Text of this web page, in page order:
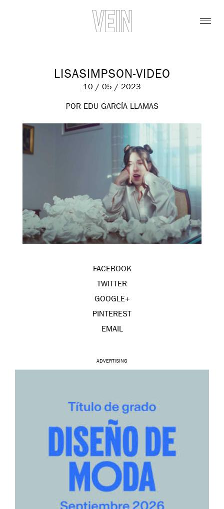
LISASIMPSON-VIDEO
10 / 05 / 2023
POR EDU GARCÍA LLAMAS
FACEBOOK
TWITTER
GOOGLE+
PINTEREST
EMAIL
ADVERTISING